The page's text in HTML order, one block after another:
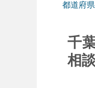
都道府
千
相